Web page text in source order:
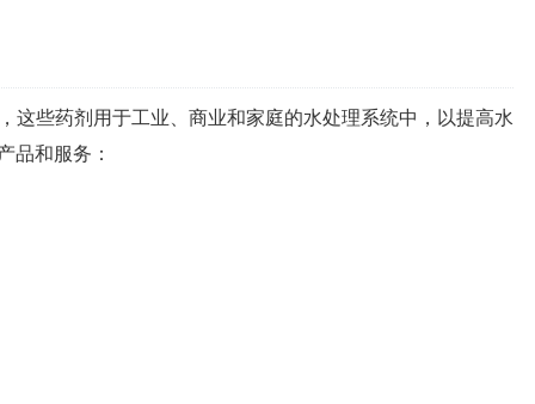
这些药剂用于工业、商业和家庭的水处理系统中，以提高水
品和服务：